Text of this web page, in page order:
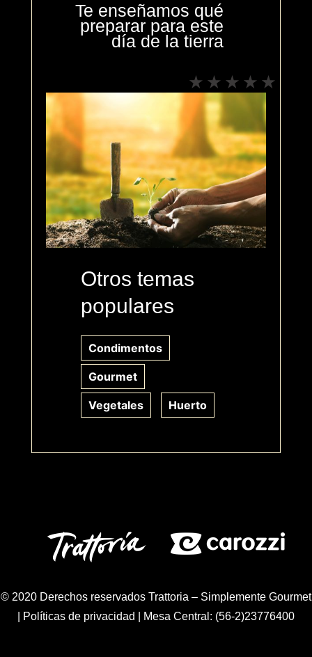
Te enseñamos qué
preparar para este
día de la tierra
Otros temas
populares
Condimentos
Gourmet
Vegetales Huerto
© 2020 Derechos reservados Trattoria – Simplemente Gourmet
Políticas de privacidad | Mesa Central: (56-2)23776400